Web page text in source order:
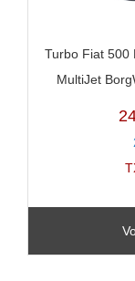
Turbo Fiat 500
MultiJet